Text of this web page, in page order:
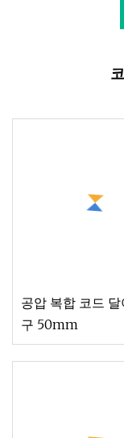
공압 복합 코드 달
구 50mm